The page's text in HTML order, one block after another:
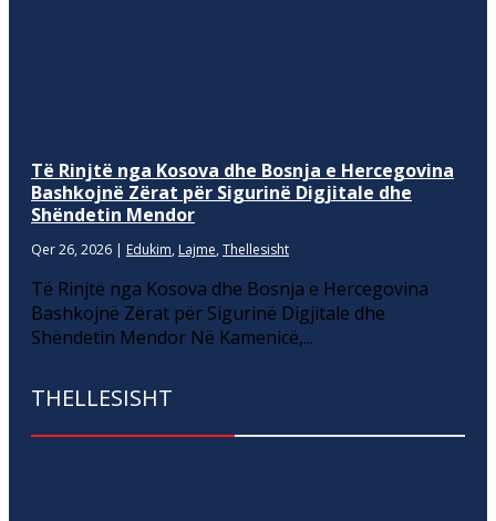
Të Rinjtë nga Kosova dhe Bosnja e Hercegovina
Bashkojnë Zërat për Sigurinë Digjitale dhe
Shëndetin Mendor
Qer 26, 2026 | Edukim, Lajme, Thellesisht
Të Rinjtë nga Kosova dhe Bosnja e Hercegovina
Bashkojnë Zërat për Sigurinë Digjitale dhe
Shëndetin Mendor Në Kamenicë,...
THELLESISHT